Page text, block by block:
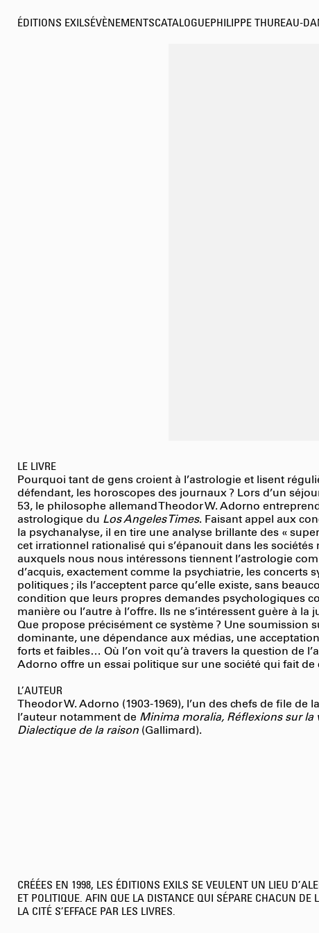
ÉDITIONS EXILSÉVÈNEMENTSCATALOGUEPHILIPPE THUREAU-
LE LIVRE
Pourquoi tant de gens croient à l’astrologie et lisent
défendant, les horoscopes des journaux ? Lors d’un
53, le philosophe allemand Theodor W. Adorno
astrologique du Los Angeles Times. Faisant appel aux
la psychanalyse, il en tire une analyse brillante des «
cet irrationnel rationalisé qui s’épanouit dans les sociétés
auxquels nous nous intéressons tiennent l’astrologie
d’acquis, exactement comme la psychiatrie, les concerts
politiques ; ils l’acceptent parce qu’elle existe, sans
condition que leurs propres demandes psychologiques
manière ou l’autre à l’offre. Ils ne s’intéressent guère à la
Que propose précisément ce système ? Une soumission
dominante, une dépendance aux médias, une
forts et faibles… Où l’on voit qu’à travers la question de
Adorno offre un essai politique sur une société qui fait
L’AUTEUR
Theodor W. Adorno (1903-1969), l’un des chefs de file de
l’auteur notamment de Minima moralia, Réflexions sur la
Dialectique de la raison (Gallimard).
CRÉÉES EN 1998, LES ÉDITIONS EXILS SE VEULENT UN LIEU
ET POLITIQUE. AFIN QUE LA DISTANCE QUI SÉPARE CHACUN DE
LA CITÉ S’EFFACE PAR LES LIVRES.